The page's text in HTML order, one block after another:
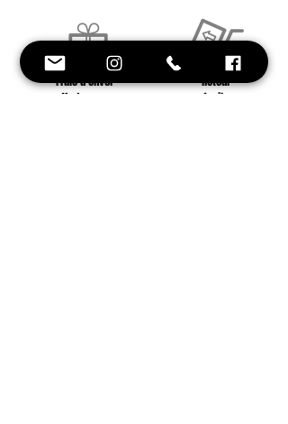
Frais d'envoi
offerts
Retour
facile